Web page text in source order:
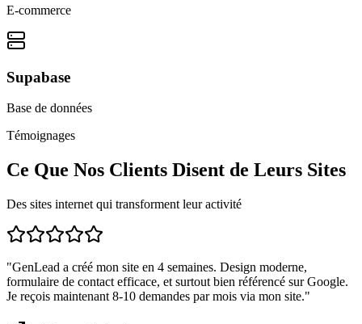
E-commerce
Supabase
Base de données
Témoignages
Ce Que Nos Clients Disent de Leurs Sites
Des sites internet qui transforment leur activité
"GenLead a créé mon site en 4 semaines. Design moderne,
formulaire de contact efficace, et surtout bien référencé sur Google.
Je reçois maintenant 8-10 demandes par mois via mon site."